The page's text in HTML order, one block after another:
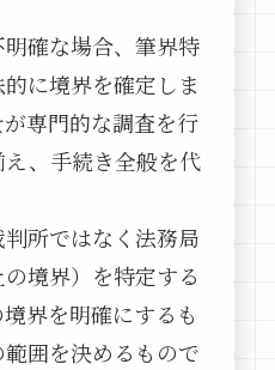
確な場合、筆界特
に境界を確定しま
専門的な調査を行
、手続き全般を代
所ではなく法務局
境界）を特定する
界を明確にするも
囲を決めるもので